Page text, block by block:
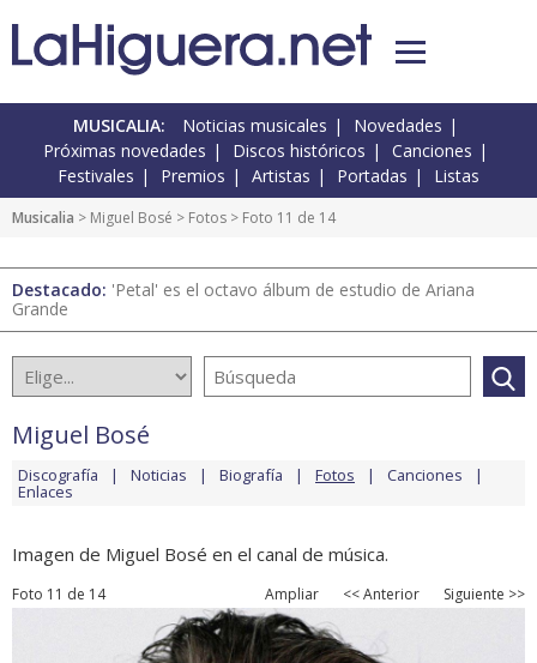
MUSICALIA: Noticias musicales
Novedades
Próximas novedades
Discos históricos
Canciones
Festivales
Premios Artistas Portadas Listas
Musicalia > Miguel Bosé > Fotos > Foto 11 de 14
Destacado: 'Petal' es el octavo álbum de estudio de Ariana
Grande
Miguel Bosé
Discografía Noticias Biografía Fotos Canciones
Enlaces
Imagen de Miguel Bosé en el canal de música.
Foto 11 de 14 Ampliar << Anterior Siguiente >>